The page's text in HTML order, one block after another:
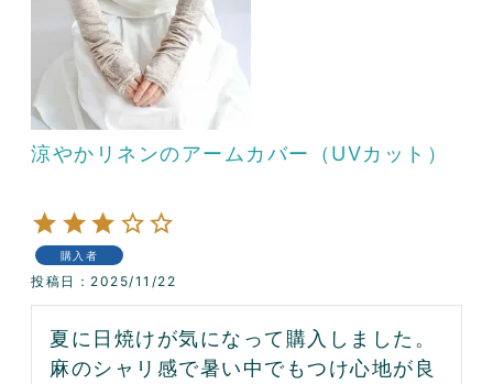
涼やかリネンのアームカバー（UVカット）
購入者
投稿日 2025/11/22
夏に日焼けが気になって購入しました。
麻のシャリ感で暑い中でもつけ心地が良